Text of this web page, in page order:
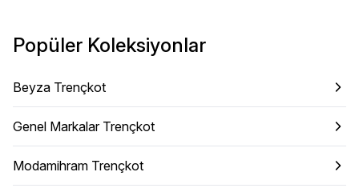
Popüler Koleksiyonlar
Beyza Trençkot
Genel Markalar Trençkot
Modamihram Trençkot